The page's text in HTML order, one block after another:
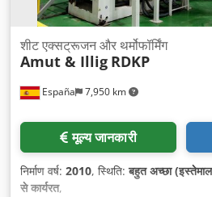
España 7,950 km
शीट एक्सट्रूजन और थर्मोफॉर्मिंग
Amut & Illig RDKP
मूल्य जानकारी
निर्माण वर्ष: 2010, स्थिति:बहुत अच्छा
से कार्यरत,